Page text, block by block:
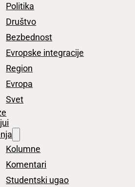
Politika
Društvo
Bezbednost
Evropske integracije
Region
Evropa
Svet
Kolumne
Komentari
Studentski ugao